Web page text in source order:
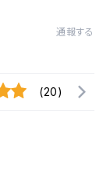
通報する
(20)